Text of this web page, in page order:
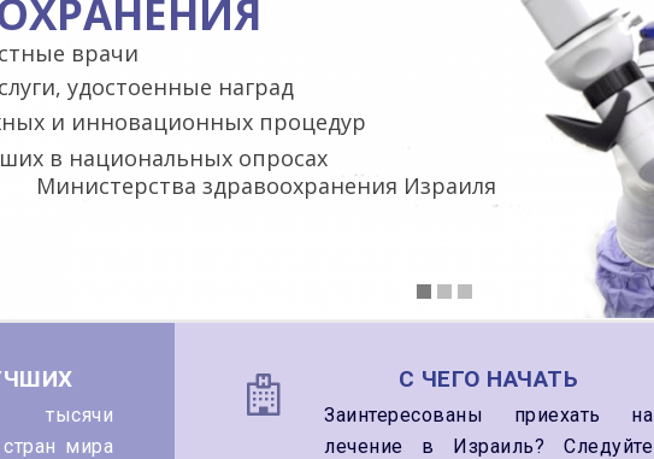
врачи
удостоенные наград
и инновационных процедур
в национальных опросах
Министерства здравоохранения Израиля
тысячи
мира
С ЧЕГО НАЧАТЬ
Заинтересованы приехать на
лечение в Израиль? Следуйте